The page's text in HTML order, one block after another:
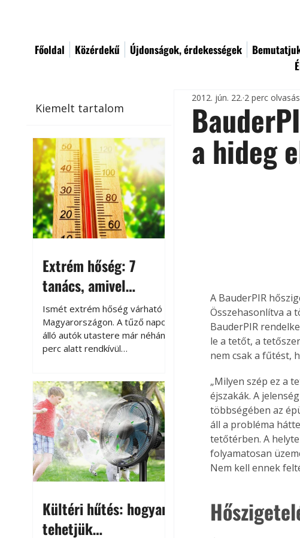
Főoldal Közérdekű Újdonságok, érdekességek
Kiemelt tartalom
Extrém hőség: 7
tanács, amivel
megóvhatjuk
autónkat a nyári
károktól
Ismét extrém hőség várható
Magyarországon. A tűző napon
álló autók utastere már néhány
perc alatt rendkívül
megközelítheti. Ez nemcsak a
beszállást teszi kellemetlenné,
hanem az autó állapotára és a
benne hagyott tárgyakra is
káros hatással lehet. Néhány
egyszerű óvintézkedéssel
azonban jelentősen
csökkenthetjük a hőség káros
Kültéri hűtés: hogyan
tehetjük
a hideg
2012. jún. 22. 2 perc olvasás
A BauderPIR
Összehasonlítva a
BauderPIR
le a tetőt, a
nem csak a fűtést,
„Milyen szép ez a
éjszakák. A
többségében az
áll a probléma
tetőtérben. A
folyamatosan
Nem kell ennek